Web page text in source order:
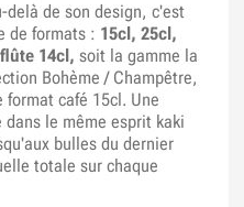
delà de son design, c'est
de formats : 15cl, 25cl,
14cl, soit la gamme la
Bohème / Champêtre,
café 15cl. Une
le même esprit kaki
bulles du dernier
totale sur chaque